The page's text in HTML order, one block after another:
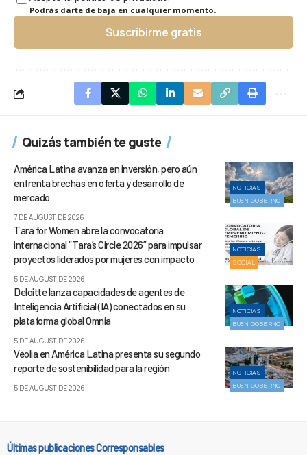
Podrás darte de baja en cualquier momento.
Suscribirme gratis
Quizás también te guste
NOTICIAS
BUEN GOBIERNO
América Latina avanza en inversión, pero aún
enfrenta brechas en oferta y desarrollo de
mercado
7 DE AUGUST DE 2026
NOTICIAS
SOCIAL
Tara for Women abre la convocatoria
internacional “Tara’s Circle 2026” para impulsar
proyectos liderados por mujeres con impacto
5 DE AUGUST DE 2026
NOTICIAS
BUEN GOBIERNO
Deloitte lanza capacidades de agentes de
Inteligencia Artificial (IA) conectados en su
plataforma global Omnia
5 DE AUGUST DE 2026
NOTICIAS
BUEN GOBIERNO
Veolia en América Latina presenta su segundo
reporte de sostenibilidad para la región
5 DE AUGUST DE 2026
Últimas publicaciones Corresponsables